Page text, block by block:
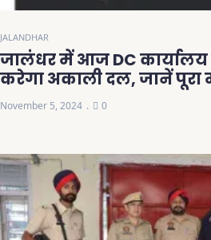
JALANDHAR
जालंधर में आज DC कार्यालय
करेगा अकाली दल, जानें पूरा
November 5, 2024 0